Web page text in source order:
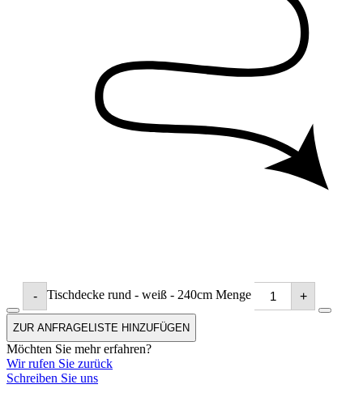
- Tischdecke rund - weiß - 240cm Menge +
ZUR ANFRAGELISTE HINZUFÜGEN
Möchten Sie mehr erfahren?
Wir rufen Sie zurück
Schreiben Sie uns